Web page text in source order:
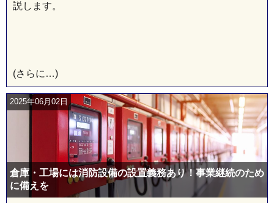
説します。
(さらに…)
2025年06月02日
倉庫・工場には消防設備の設置義務あり！事業継続のため
に備えを